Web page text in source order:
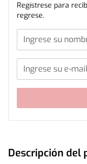
Regístrese para
regrese.
Descripción del